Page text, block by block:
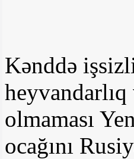
Kənddə
olmaması
ocağını